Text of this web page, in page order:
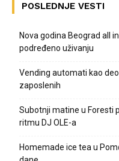
POSLEDNJE VESTI
Nova godina Beograd all
podređeno uživanju
Vending automati kao
zaposlenih
Subotnji matine u Foresti
ritmu DJ OLE-a
Homemade ice tea u